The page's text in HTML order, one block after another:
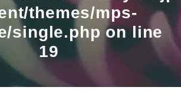
themes/mps-
single.php on line
19